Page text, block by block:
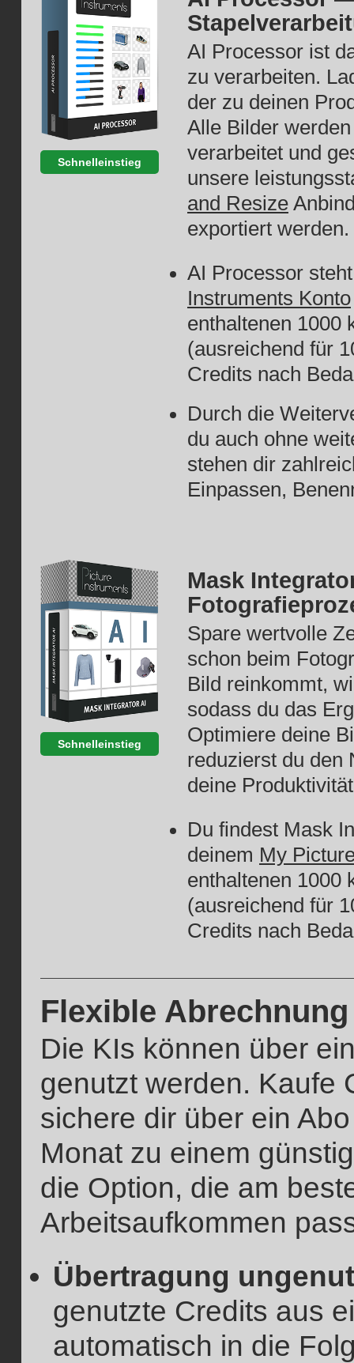
Schnelleinstieg
AI Processor ist
zu verarbeiten.
der zu deinen
Alle Bilder
verarbeitet und
unsere
and Resize
exportiert werden.
AI Processor
Instruments Konto
enthaltenen 1000
(ausreichend für
Credits nach
Durch die
du auch ohne
stehen dir
Einpassen,
Schnelleinstieg
Mask
Spare wertvolle
schon beim
Bild reinkommt,
sodass du das
Optimiere deine
reduzierst du den
deine
Du findest Mask
deinem My
enthaltenen 1000
(ausreichend für
Credits nach
Flexible
Die KIs können über
genutzt werden. Kaufe
sichere dir über ein
Monat zu einem
die Option, die am
Arbeitsaufkommen
Übertragung
genutzte Credits aus
automatisch in die